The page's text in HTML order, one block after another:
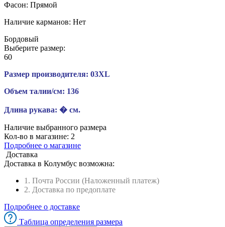
Фасон: Прямой
Наличие карманов: Нет
Бордовый
Выберите размер:
60
Размер производителя: 03XL
Объем талии/см: 136
Длина рукава: � см.
Наличие выбранного размера
Кол-во в магазине: 2
Подробнее о магазине
Доставка
Доставка в Колумбус возможна:
1. Почта России (Наложенный платеж)
2. Доставка по предоплате
Подробнее о доставке
Таблица определения размера